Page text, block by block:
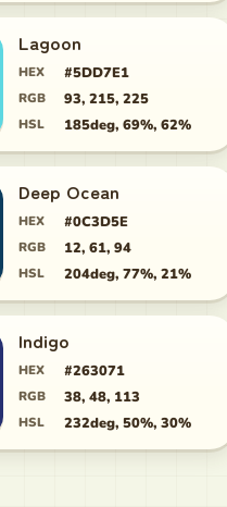
Lagoon
HEX #5DD7E1
RGB 93, 215, 225
HSL 185deg, 69%, 62%
Deep Ocean
HEX #0C3D5E
RGB 12, 61, 94
HSL 204deg, 77%, 21%
Indigo
HEX #263071
RGB 38, 48, 113
HSL 232deg, 50%, 30%